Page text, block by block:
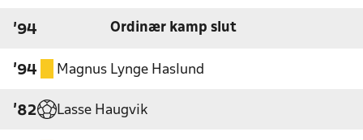
'94 Ordinær kamp slut
'94 Magnus Lynge Haslund
'82 Lasse Haugvik